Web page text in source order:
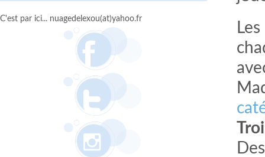
C'est par ici... nuagedelexou(at)yahoo.fr